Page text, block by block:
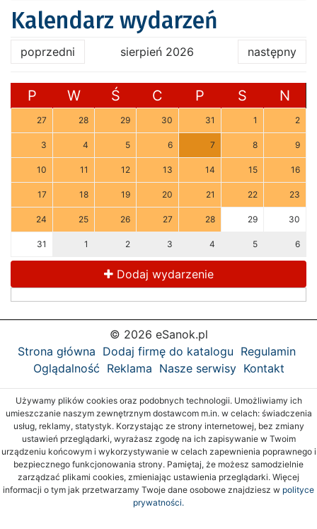
Kalendarz wydarzeń
poprzedni sierpień 2026 następny
P W Ś C P S N
27 28 29 30 31 1 2
3 4 5 6 7 8 9
10 11 12 13 14 15 16
17 18 19 20 21 22 23
24 25 26 27 28 29 30
31 1 2 3 4 5 6
Dodaj wydarzenie
© 2026 eSanok.pl
Strona główna Dodaj firmę do katalogu Regulamin
Oglądalność Reklama Nasze serwisy Kontakt
Używamy plików cookies oraz podobnych technologii. Umożliwiamy ich
umieszczanie naszym zewnętrznym dostawcom m.in. w celach: świadczenia
usług, reklamy, statystyk. Korzystając ze strony internetowej, bez zmiany
ustawień przeglądarki, wyrażasz zgodę na ich zapisywanie w Twoim
urządzeniu końcowym i wykorzystywanie w celach zapewnienia poprawnego i
bezpiecznego funkcjonowania strony. Pamiętaj, że możesz samodzielnie
zarządzać plikami cookies, zmieniając ustawienia przeglądarki. Więcej
informacji o tym jak przetwarzamy Twoje dane osobowe znajdziesz w polityce
prywatności.